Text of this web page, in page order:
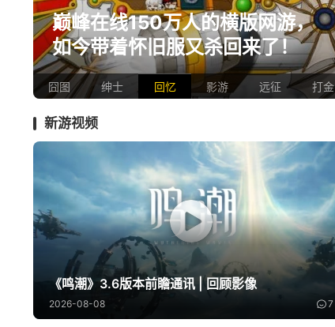
巅峰在线150万人的横版网游，
如今带着怀旧服又杀回来了！
囧图 绅士 回忆 影游 远征 打金
新游视频
《鸣潮》3.6版本前瞻通讯 | 回顾影像
2026-08-08 7